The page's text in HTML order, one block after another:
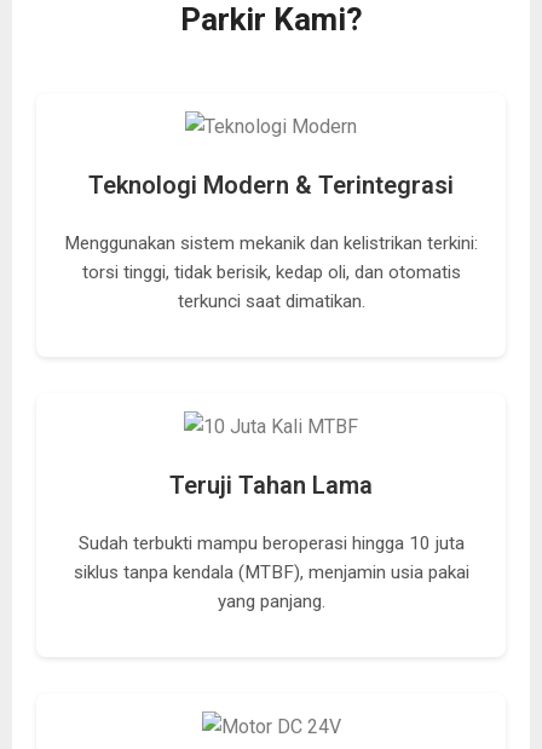
Parkir Kami?
Teknologi Modern & Terintegrasi
Menggunakan sistem mekanik dan kelistrikan terkini:
torsi tinggi, tidak berisik, kedap oli, dan otomatis
terkunci saat dimatikan.
Teruji Tahan Lama
Sudah terbukti mampu beroperasi hingga 10 juta
siklus tanpa kendala (MTBF), menjamin usia pakai
yang panjang.